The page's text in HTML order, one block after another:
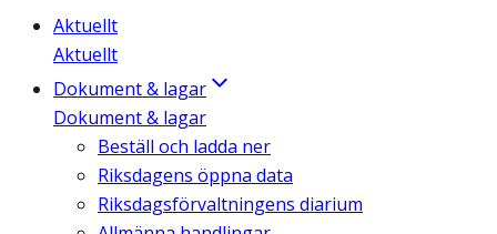
Aktuellt
Aktuellt
Dokument & lagar
Dokument & lagar
Beställ och ladda ner
Riksdagens öppna data
Riksdagsförvaltningens diarium